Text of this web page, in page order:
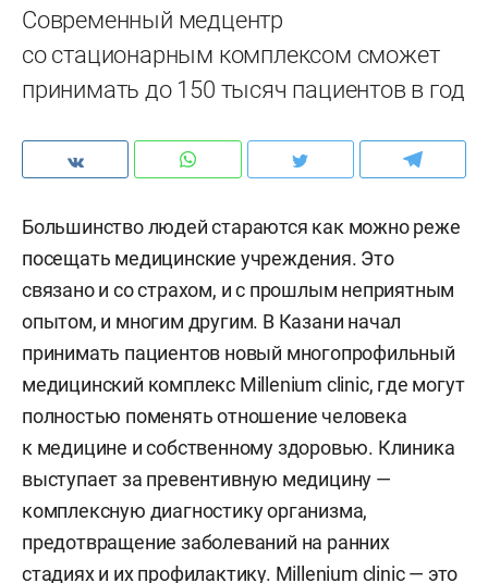
Современный медцентр
со стационарным комплексом сможет
принимать до 150 тысяч пациентов в год
Большинство людей стараются как можно реже
посещать медицинские учреждения. Это
связано и со страхом, и с прошлым неприятным
опытом, и многим другим. В Казани начал
принимать пациентов новый многопрофильный
медицинский комплекс Millenium clinic, где могут
полностью поменять отношение человека
к медицине и собственному здоровью. Клиника
выступает за превентивную медицину —
комплексную диагностику организма,
предотвращение заболеваний на ранних
стадиях и их профилактику. Millenium clinic — это